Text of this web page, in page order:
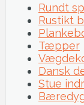
Rundt
Rustikt
Tæpper
Dansk
Stue